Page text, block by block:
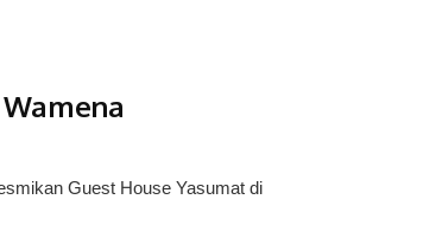
Guest House Yasumat di